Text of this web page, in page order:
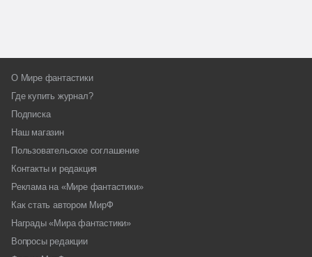
О Мире фантастики
Где купить журнал?
Подписка
Наш магазин
Пользовательское соглашение
Контакты и редакция
Реклама на «Мире фантастики»
Как стать автором МирФ
Награды «Мира фантастики»
Вопросы редакции